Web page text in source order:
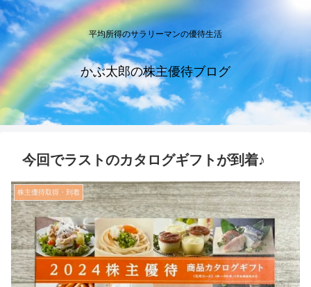
平均所得のサラリーマンの優待生活
かぶ太郎の株主優待ブログ
今回でラストのカタログギフトが到着♪
株主優待取得・到着